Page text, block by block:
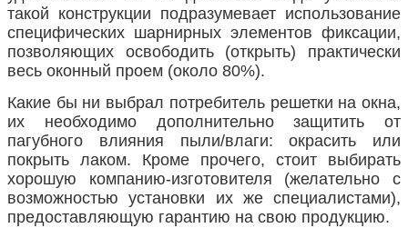
такой конструкции подразумевает использование
специфических шарнирных элементов фиксации,
позволяющих освободить (открыть) практически
весь оконный проем (около 80%).
Какие бы ни выбрал потребитель решетки на окна,
их необходимо дополнительно защитить от
пагубного влияния пыли/влаги: окрасить или
покрыть лаком. Кроме прочего, стоит выбирать
хорошую компанию-изготовителя (желательно с
возможностью установки их же специалистами),
предоставляющую гарантию на свою продукцию.